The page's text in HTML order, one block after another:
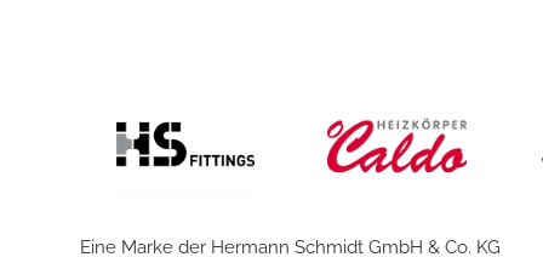
Eine Marke der Hermann Schmidt GmbH & Co. KG